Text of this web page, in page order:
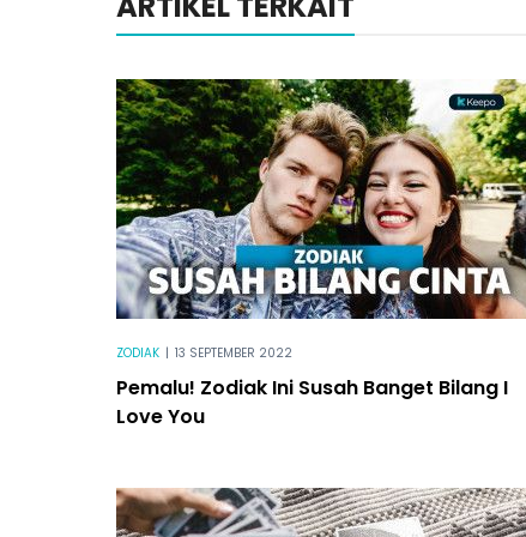
ZODIAK | 13 SEPTEMBER 2022
Pemalu! Zodiak Ini Susah Banget Bilang I
Love You